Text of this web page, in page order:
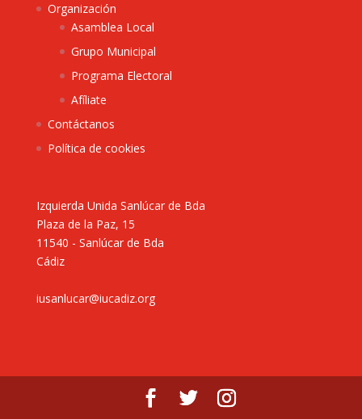
Organización
Asamblea Local
Grupo Municipal
Programa Electoral
Afíliate
Contáctanos
Política de cookies
Izquierda Unida Sanlúcar de Bda
Plaza de la Paz, 15
11540 - Sanlúcar de Bda
Cádiz
iusanlucar@iucadiz.org